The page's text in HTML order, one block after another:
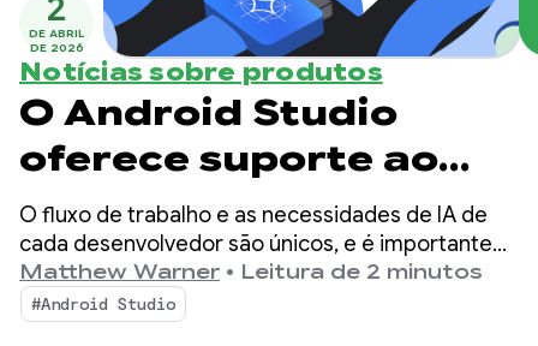
2
DE ABRIL
DE 2026
Notícias sobre produtos
O Android Studio
oferece suporte ao
Gemma 4: nosso
modelo local mais
capaz para
O fluxo de trabalho e as necessidades de IA de
cada desenvolvedor são únicos, e é importante
poder escolher como a IA ajuda no
desenvolvimento. Em janeiro, apresentamos a
capacidade de escolher qualquer modelo de IA
Matthew Warner • Leitura de 2 minutos
#Android Studio